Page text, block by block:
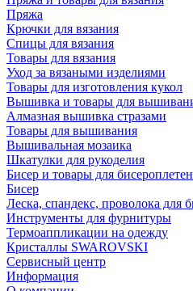
Пряжа
Крючки для вязания
Спицы для вязания
Товары для вязания
Уход за вязаными изделиями
Товары для изготовления кукол
Вышивка и товары для
Алмазная вышивка стразами
Товары для вышивания
Вышивальная мозаика
Шкатулки для рукоделия
Бисер и товары для
Бисер
Леска, спандекс, проволока для
Инструменты для фурнитуры
Термоаппликации на одежду
Кристаллы SWAROVSKI
Сервисный центр
Информация